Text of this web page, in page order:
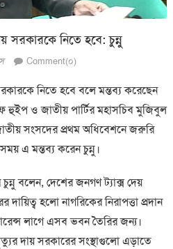
সরকারকে নিতে হবে: চুন্নু
Comment(০)
নিতে হবে বলে মন্তব্য করেছেন
হুইপ ও জাতীয় পার্টির মহাসচিব মুজিবুল
সংসদের প্রথম অধিবেশনে জরুরি
এ মন্তব্য করেন চুন্নু।
বলেন, দেশের জনগণ ট্যাক্স দেয়
হলো নাগরিকের নিরাপত্তা প্রদান
লাগে এসব ভবন তৈরির জন্য।
দায় সরকারের সংস্থাগুলো এড়াতে